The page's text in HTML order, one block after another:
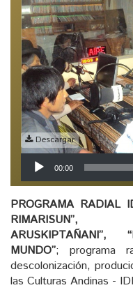
Descargar
00:00
PROGRAMA RADIAL
RIMARISUN”,
ARUSKIPTAÑANI”,
MUNDO”; programa
descolonización,
las Culturas Andinas -